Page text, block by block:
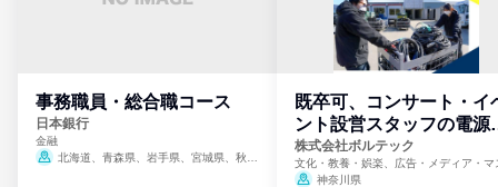
事務職員・総合職コース
日本銀行
金融
北海道、青森県、岩手県、宮城県、秋田
既卒可、コンサート・イ
ント設営スタッフの電源
門
株式会社ボルテック
文化・教養・娯楽、広告・メディア・マ
ミ、電力・ガス・水道・エネルギー
神奈川県